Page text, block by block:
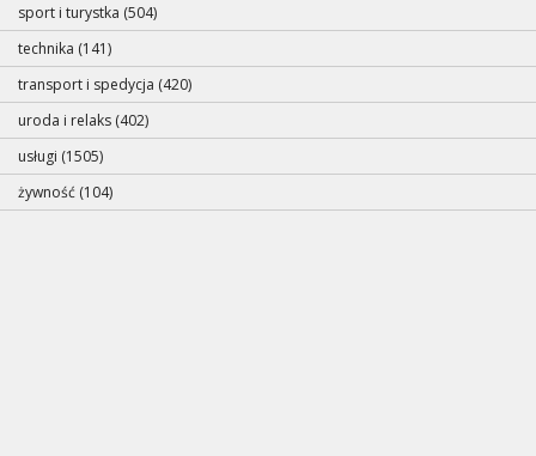
sport i turystka (504)
technika (141)
transport i spedycja (420)
uroda i relaks (402)
usługi (1505)
żywność (104)